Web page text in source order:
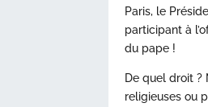
Paris, le
participant à
du pape !
De quel droit ?
religieuses ou